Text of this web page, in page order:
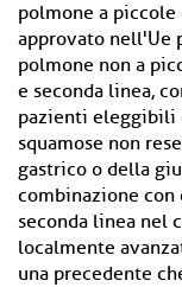
polmone a
approvato nell'Ue
polmone non a
e seconda linea,
pazienti eleggibili
squamose non
gastrico o della
combinazione
seconda linea nel
localmente
una precedente